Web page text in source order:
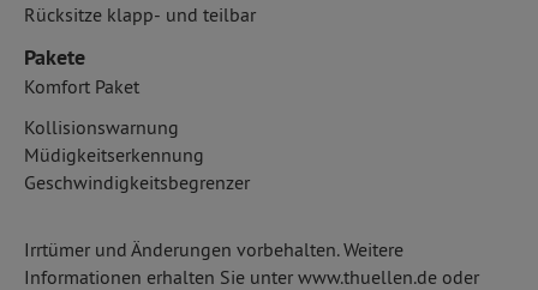
Rücksitze klapp- und teilbar
Pakete
Komfort Paket
Kollisionswarnung
Müdigkeitserkennung
Geschwindigkeitsbegrenzer
Irrtümer und Änderungen vorbehalten. Weitere
Informationen erhalten Sie unter www.thuellen.de oder